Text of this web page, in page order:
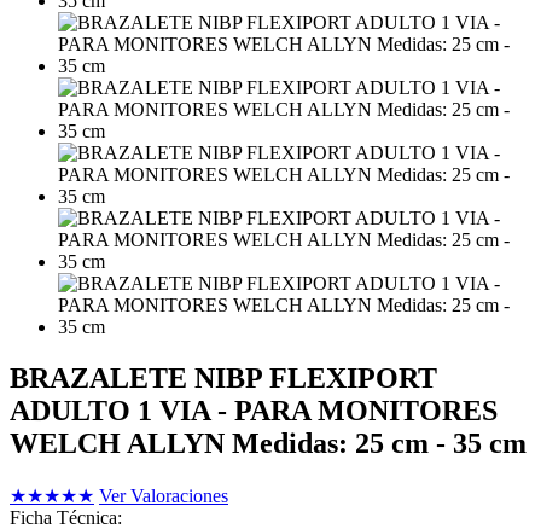
BRAZALETE NIBP FLEXIPORT
ADULTO 1 VIA - PARA MONITORES
WELCH ALLYN Medidas: 25 cm - 35 cm
★★★★★ Ver Valoraciones
Ficha Técnica: